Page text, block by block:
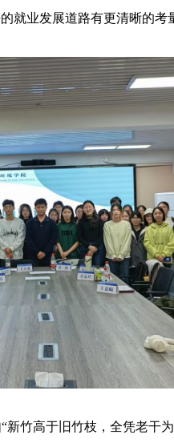
就业发展道路有更清晰的考
竹高于旧竹枝，全凭老干